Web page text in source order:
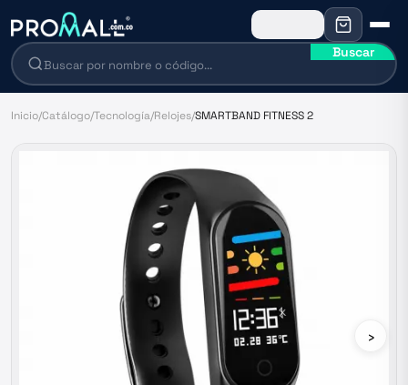
Buscar
Inicio/Catálogo/Tecnología/Relojes/SMARTBAND FITNESS 2
›